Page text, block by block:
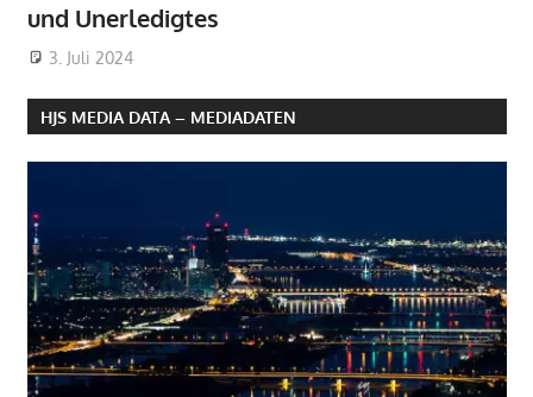
und Unerledigtes
3. Juli 2024
HJS MEDIA DATA – MEDIADATEN